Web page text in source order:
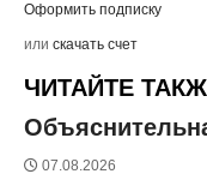
Оформить подписку
или скачать счет
ЧИТАЙТЕ
07.08.2026